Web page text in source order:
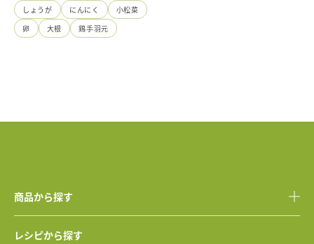
しょうが
にんにく
小松菜
卵
大根 鶏手羽元
商品から探す
レシピから探す